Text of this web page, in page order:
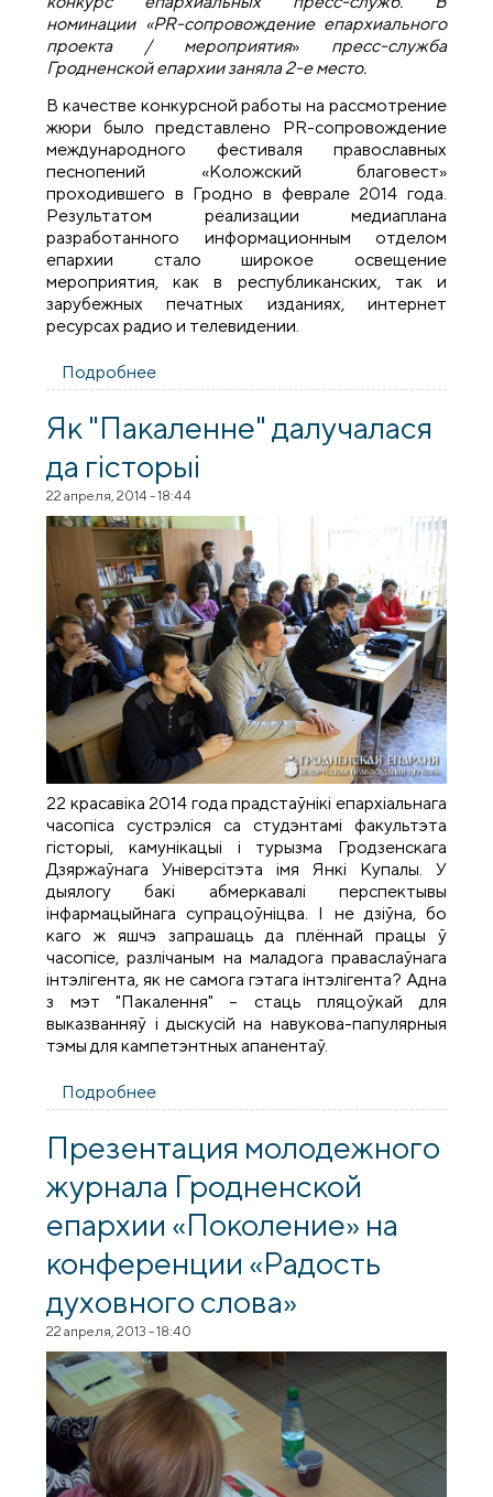
номинации «PR-сопровождение епархиального
проекта / мероприятия»пресс-служба
Гродненской епархии заняла 2-е место.
В качестве конкурсной работы на рассмотрение
жюри было представлено PR-сопровождение
международного фестиваля православных
песнопений «Коложский благовест»
проходившего в Гродно в феврале 2014 года.
Результатом реализации медиаплана
разработанного информационным отделом
епархии стало широкое освещение
мероприятия, как в республиканских, так и
зарубежных печатных изданиях, интернет
ресурсах радио и телевидении.
Подробнее
заняла 2-е место в конкурсе
епархиальных пресс-служб на фестивале
«Вера и Слово» в Москве
Як "Пакаленне" далучалася
да гісторыі
22 апреля, 2014 - 18:44
22 красавіка 2014 года прадстаўнікі епархіальнага
часопіса сустрэліся са студэнтамі факультэта
гісторыі, камунікацыі і турызма Гродзенскага
Дзяржаўнага Універсітэта імя Янкі Купалы. У
дыялогу бакі абмеркавалі перспектывы
інфармацыйнага супрацоўніцва. І не дзіўна, бо
каго ж яшчэ запрашаць да плённай працы ў
часопісе, разлічаным на маладога праваслаўнага
інтэлігента, як не самога гэтага інтэлігента? Адна
з мэт "Пакалення" – стаць пляцоўкай для
выказванняў і дыскусій на навукова-папулярныя
тэмы для кампетэнтных апанентаў.
Подробнее
Презентация молодежного
журнала Гродненской
епархии «Поколение» на
конференции «Радость
духовного слова»
22 апреля, 2013 - 18:40